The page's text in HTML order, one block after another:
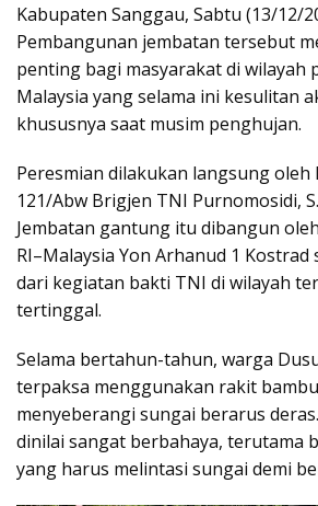
Kabupaten Sanggau, Sabtu (13/12/
Pembangunan jembatan tersebut
penting bagi masyarakat di wilayah
Malaysia yang selama ini kesulitan
khususnya saat musim penghujan.
Peresmian dilakukan langsung
121/Abw Brigjen TNI Purnomosidi,
Jembatan gantung itu dibangun
RI–Malaysia Yon Arhanud 1 Kostrad
dari kegiatan bakti TNI di wilayah
tertinggal.
Selama bertahun-tahun, warga
terpaksa menggunakan rakit
menyeberangi sungai berarus
dinilai sangat berbahaya, terutama
yang harus melintasi sungai demi